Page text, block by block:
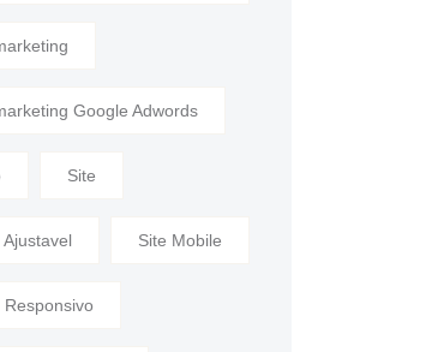
Google Adwords
Site
Ajustavel Site Mobile
Responsivo